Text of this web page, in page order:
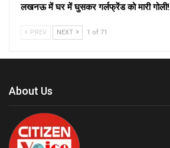
लखनऊ में घर में घुसकर गर्लफ्रेंड को मारी गोली!
PREV NEXT 1 of 71
About Us